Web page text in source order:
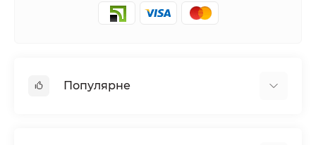
Популярне